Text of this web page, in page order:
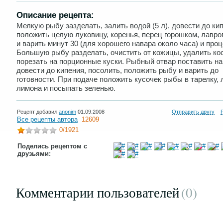
Описание рецепта:
Мелкую рыбу зазделать, залить водой (5 л), довести до
положить целую луковицу, коренья, перец горошком,
и варить минут 30 (для хорошего навара около часа) и
Большую рыбу разделать, очистить от кожицы, удалить
порезать на порционные куски. Рыбный отвар поставить на
довести до кипения, посолить, положить рыбу и варить до
готовности. При подаче положить кусочек рыбы в тарелку,
лимона и посыпать зеленью.
Рецепт добавил anonim 01.09.2008 Отправить другу
Все рецепты автора 12609
0/1921
Поделись рецептом с
друзьями:
Комментарии пользователей(0)